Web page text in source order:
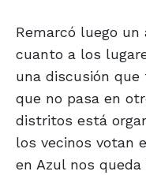
Remarcó luego
cuanto a los
una discusión que
que no pasa en
distritos está
los vecinos votan
en Azul nos